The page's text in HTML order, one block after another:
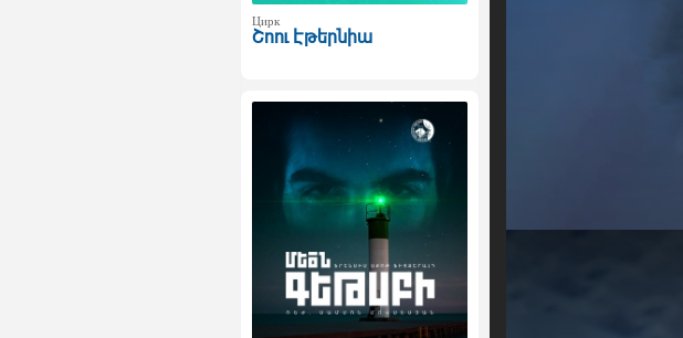
Цирк
Շոու Էթերնիա